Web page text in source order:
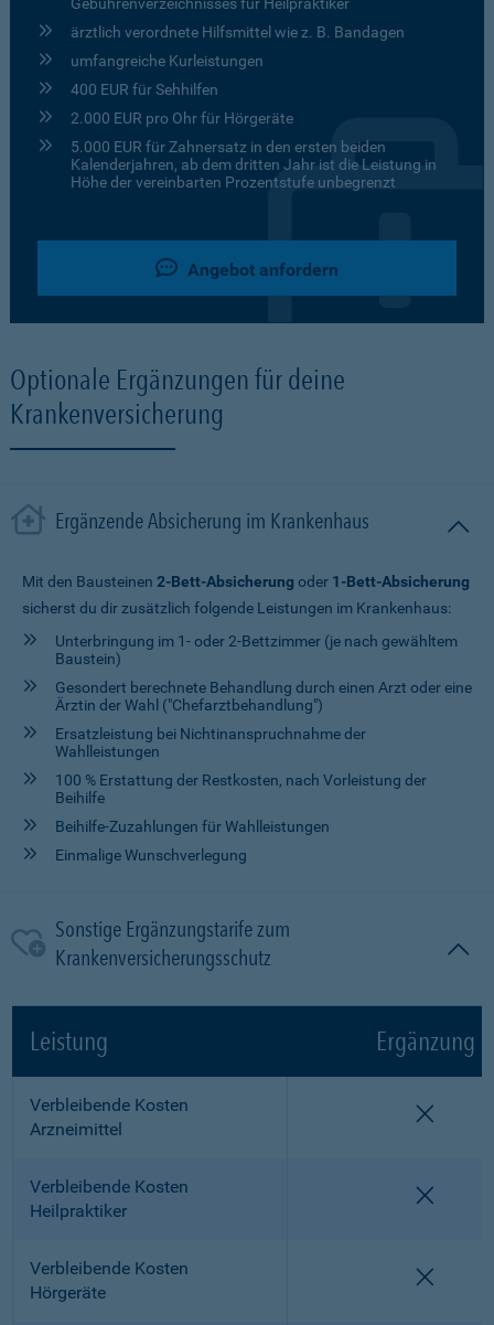
ärztlich verordnete Hilfsmittel wie z. B. Bandagen
umfangreiche Kurleistungen
400 EUR für Sehhilfen
2.000 EUR pro Ohr für Hörgeräte
5.000 EUR für Zahnersatz in den ersten beiden
Kalenderjahren, ab dem dritten Jahr ist die Leistung in
Höhe der vereinbarten Prozentstufe unbegrenzt
Angebot anfordern
Optionale Ergänzungen für deine
Krankenversicherung
Ergänzende Absicherung im Krankenhaus
Mit den Bausteinen 2-Bett-Absicherung oder 1-Bett-Absicherung
sicherst du dir zusätzlich folgende Leistungen im Krankenhaus:
Unterbringung im 1- oder 2-Bettzimmer (je nach gewähltem
Baustein)
Gesondert berechnete Behandlung durch einen Arzt oder eine
Ärztin der Wahl ("Chefarztbehandlung")
Ersatzleistung bei Nichtinanspruchnahme der
Wahlleistungen
100 % Erstattung der Restkosten, nach Vorleistung der
Beihilfe
Beihilfe-Zuzahlungen für Wahlleistungen
Einmalige Wunschverlegung
Sonstige Ergänzungstarife zum
Krankenversicherungsschutz
Leistung Ergänzung
Verbleibende Kosten
Arzneimittel
Verbleibende Kosten
Heilpraktiker
Verbleibende Kosten
Hörgeräte